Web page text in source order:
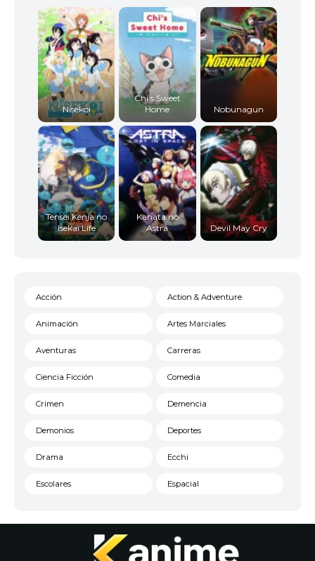
Nisekoi
Chi s Sweet
Home
Nobunagun
Tensei Kenja no
Isekai Life
Kanata no
Astra
Devil May Cry
Acción Action & Adventure
Animación Artes Marciales
Aventuras Carreras
Ciencia Ficción Comedia
Crimen Demencia
Demonios Deportes
Drama Ecchi
Escolares Espacial
Historico